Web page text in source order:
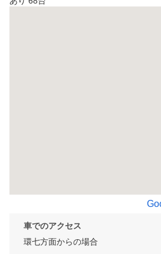
車でのアクセス
環七方面からの場合